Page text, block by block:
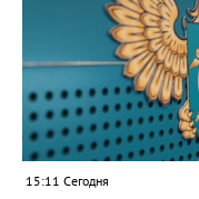
Привычные функции -
связь с учителями,
«Госуслуги Моя школа»,
собраны в одном
этом случае переход
15:11 Сегодня